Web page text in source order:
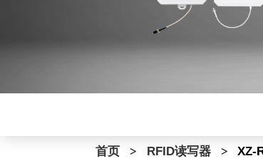
首页 > RFID读写器 > XZ-